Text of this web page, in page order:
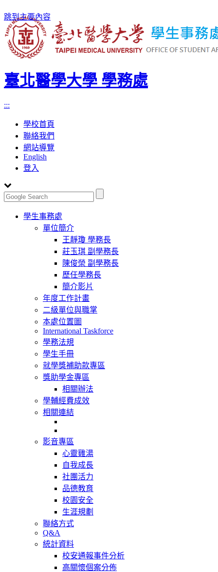
跳到主要內容
臺北醫學大學 學務處
:::
學校首頁
聯絡我們
網站導覽
English
登入
Toggle
navigation
學生事務處
單位簡介
王靜瓊 學務長
莊玉琪 副學務長
陳俊榮 副學務長
歷任學務長
簡介影片
年度工作計畫
二級單位與職掌
本處位置圖
International Taskforce
學務法規
學生手冊
就學獎補助款專區
獎助學金專區
相關辦法
學輔經費成效
相關連結
影音專區
心靈雞湯
自我成長
社團活力
品德教育
校園安全
生涯規劃
聯絡方式
Q&A
統計資料
校安通報事件分析
高關懷個案分佈